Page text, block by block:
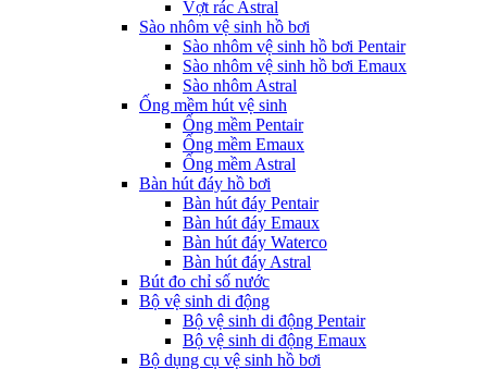
Vợt rác Astral
Sào nhôm vệ sinh hồ bơi
Sào nhôm vệ sinh hồ bơi Pentair
Sào nhôm vệ sinh hồ bơi Emaux
Sào nhôm Astral
Ống mềm hút vệ sinh
Ống mềm Pentair
Ống mềm Emaux
Ống mềm Astral
Bàn hút đáy hồ bơi
Bàn hút đáy Pentair
Bàn hút đáy Emaux
Bàn hút đáy Waterco
Bàn hút đáy Astral
Bút đo chỉ số nước
Bộ vệ sinh di động
Bộ vệ sinh di động Pentair
Bộ vệ sinh di động Emaux
Bộ dụng cụ vệ sinh hồ bơi